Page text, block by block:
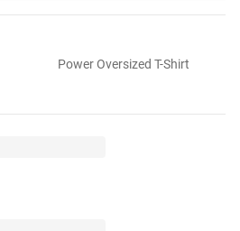
Power Oversized T-Shirt